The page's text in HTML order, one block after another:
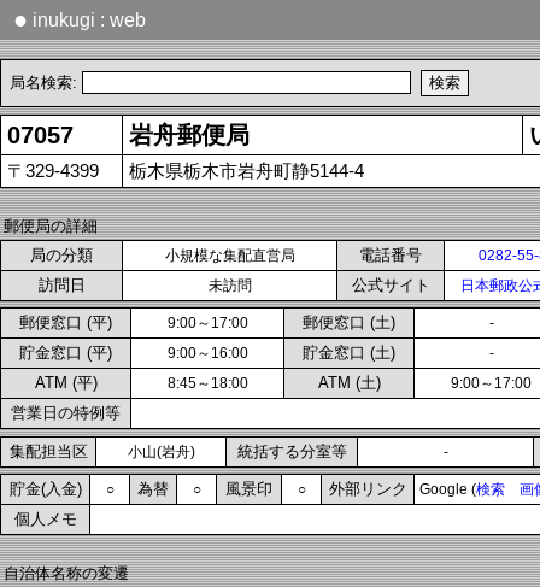
● inukugi : web
局名検索:
07057 岩舟郵便局
〒329-4399 栃木県栃木市岩舟町静5144-4
郵便局の詳細
局の分類
小規模な集配直営局 電話番号 0282-
訪問日 未訪問 公式サイト 日本郵政公
郵便窓口 (平) 9:00～17:00 郵便窓口 (土) -
貯金窓口 (平) 9:00～16:00 貯金窓口 (土) -
ATM (平) 8:45～18:00 ATM (土) 9:00～17:00
営業日の特例等
集配担当区 小山(岩舟) 統括する分室等 -
貯金(入金) ○ 為替 ○ 風景印 ○ 外部リンク Google (検索 画
個人メモ
自治体名称の変遷